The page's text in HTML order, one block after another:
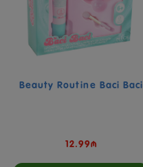
Beauty Routine Baci Baci
12.99₼